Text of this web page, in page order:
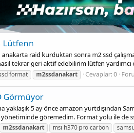
Lütfenn
raid kurduktan sonra m2 ssd
tekrar geri aktif edebilirim lütfen yardımcı
format m2ssdanakart Cevaplar: 0
Görmüyor
yaklaşık 5 ay önce amazon yurtdışından
göremedim. Format yolu ile de
m2ssdanakart msi h370 pro carbon